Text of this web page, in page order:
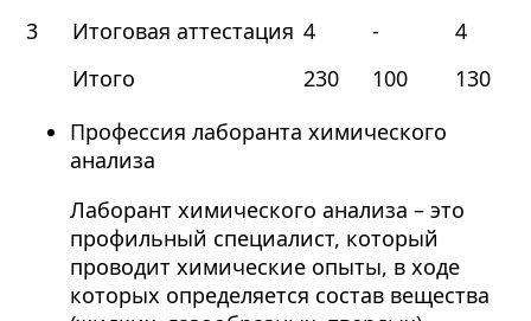
3 Итоговая аттестация 4 -
4
Итого
230 100
130
Профессия лаборанта химического
анализа
Лаборант химического анализа – это
профильный специалист, который
проводит химические опыты, в ходе
которых определяется состав вещества